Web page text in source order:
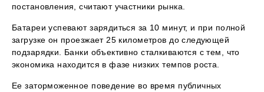
постановления, считают участники рынка.
Батареи успевают зарядиться за 10 минут, и при полной
загрузке он проезжает 25 километров до следующей
подзарядки. Банки объективно сталкиваются с тем, что
экономика находится в фазе низких темпов роста.
Ее заторможенное поведение во время публичных